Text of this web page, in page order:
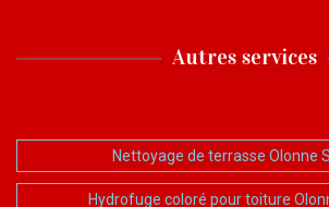
Autres services
Nettoyage de terrasse Olonne
Hydrofuge coloré pour toiture